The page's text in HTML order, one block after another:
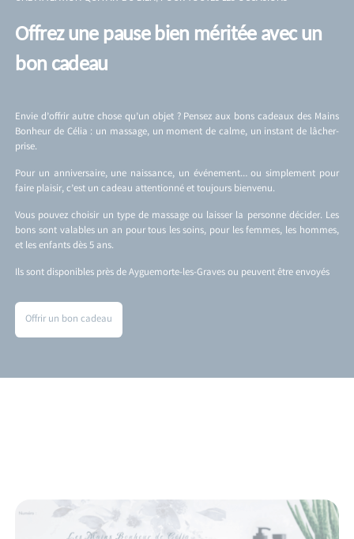
Offrez une pause bien méritée avec un
bon cadeau
Envie d’offrir autre chose qu’un objet ? Pensez aux bons cadeaux des Mains
Bonheur de Célia : un massage, un moment de calme, un instant de lâcher-
prise.
Pour un anniversaire, une naissance, un événement… ou simplement pour
faire plaisir, c’est un cadeau attentionné et toujours bienvenu.
Vous pouvez choisir un type de massage ou laisser la personne décider. Les
bons sont valables un an pour tous les soins, pour les femmes, les hommes,
et les enfants dès 5 ans.
Ils sont disponibles près de Ayguemorte-les-Graves ou peuvent être envoyés
Offrir un bon cadeau